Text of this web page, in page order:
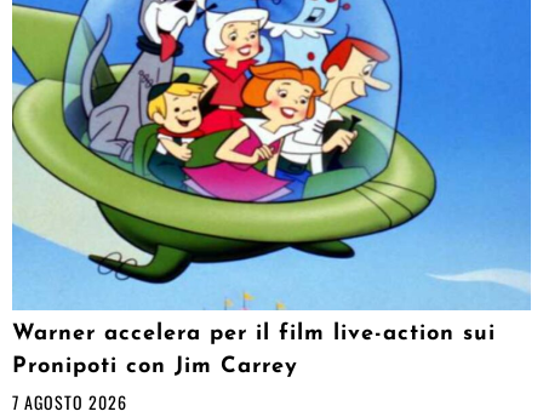
Warner accelera per il film live-action sui
Pronipoti con Jim Carrey
7 AGOSTO 2026